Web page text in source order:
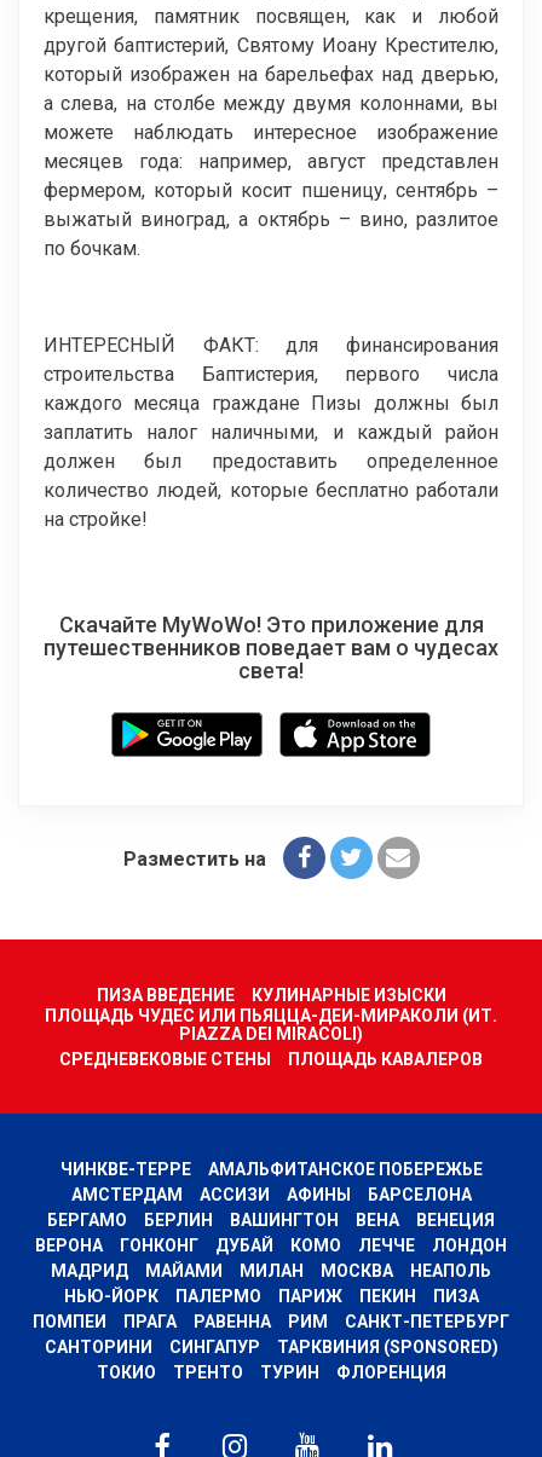
крещения, памятник посвящен, как и любой
другой баптистерий, Святому Иоану Крестителю,
который изображен на барельефах над дверью,
а слева, на столбе между двумя колоннами, вы
можете наблюдать интересное изображение
месяцев года: например, август представлен
фермером, который косит пшеницу, сентябрь –
выжатый виноград, а октябрь – вино, разлитое
по бочкам.
ИНТЕРЕСНЫЙ ФАКТ: для финансирования
строительства Баптистерия, первого числа
каждого месяца граждане Пизы должны был
заплатить налог наличными, и каждый район
должен был предоставить определенное
количество людей, которые бесплатно работали
на стройке!
Скачайте MyWoWo! Это приложение для
путешественников поведает вам о чудесах
света!
Разместить на
ПИЗА ВВЕДЕНИЕ
КУЛИНАРНЫЕ ИЗЫСКИ
ПЛОЩАДЬ ЧУДЕС ИЛИ ПЬЯЦЦА-ДЕИ-МИРАКОЛИ (ИТ.
PIAZZA DEI MIRACOLI)
СРЕДНЕВЕКОВЫЕ СТЕНЫ
ПЛОЩАДЬ КАВАЛЕРОВ
ЧИНКВЕ-ТЕРРЕ
АМАЛЬФИТАНСКОЕ ПОБЕРЕЖЬЕ
АМСТЕРДАМ
АССИЗИ АФИНЫ
БАРСЕЛОНА
БЕРГАМО
БЕРЛИН ВАШИНГТОН ВЕНА
ВЕНЕЦИЯ
ВЕРОНА
ГОНКОНГ ДУБАЙ КОМО ЛЕЧЧЕ
ЛОНДОН
МАДРИД
МАЙАМИ МИЛАН МОСКВА
НЕАПОЛЬ
НЬЮ-ЙОРК
ПАЛЕРМО ПАРИЖ ПЕКИН
ПИЗА
ПОМПЕИ
ПРАГА РАВЕННА РИМ
САНКТ-ПЕТЕРБУРГ
САНТОРИНИ
СИНГАПУР
ТАРКВИНИЯ (SPONSORED)
ТОКИО
ТРЕНТО ТУРИН ФЛОРЕНЦИЯ